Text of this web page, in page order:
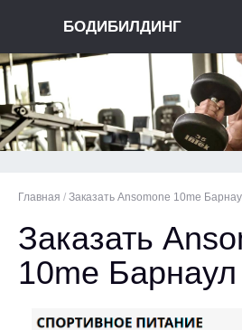
БОДИБИЛДИНГ
Главная / Заказать Ansomone 10me
Заказать
10me Барнаул